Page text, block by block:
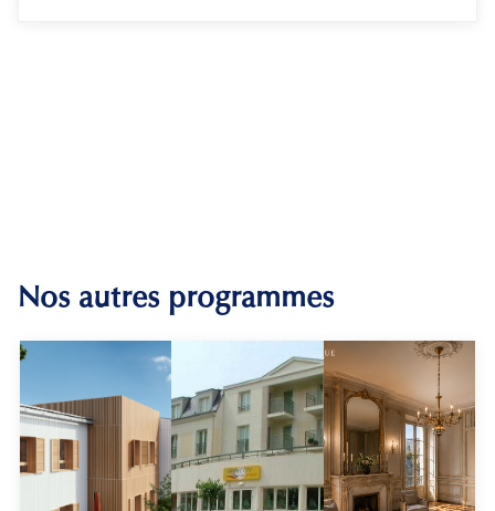
Nos autres programmes